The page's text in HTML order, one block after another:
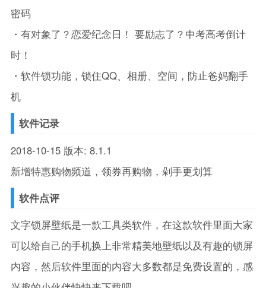
密码
・有对象了？恋爱纪念日！ 要励志了？中考高考倒计
时！
・软件锁功能，锁住QQ、相册、空间，防止爸妈翻手
机
软件记录
2018-10-15 版本: 8.1.1
新增特惠购物频道，领券再购物，剁手更划算
软件点评
文字锁屏壁纸是一款工具类软件，在这款软件里面大家
可以给自己的手机换上非常精美地壁纸以及有趣的锁屏
内容，然后软件里面的内容大多数都是免费设置的，感